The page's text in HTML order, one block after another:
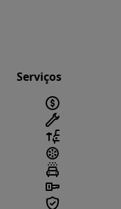
Serviços